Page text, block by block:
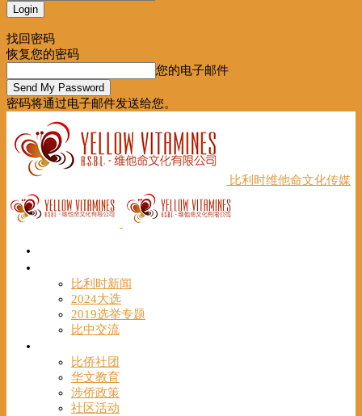
找回密码
恢复您的密码
您的电子邮件
密码将通过电子邮件发送给您。
比利时维他命文化传媒
比利时新闻
2024大选
2019选举专题
比中交流
比侨社团
华文教育
涉侨政策
社区活动